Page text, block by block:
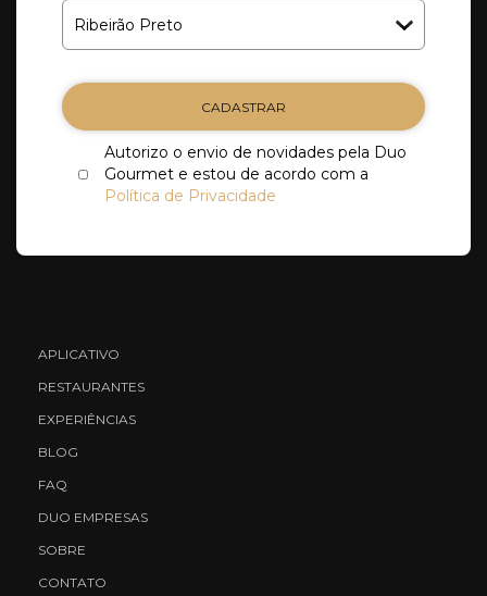
CADASTRAR
Autorizo o envio de novidades pela Duo
Gourmet e estou de acordo com a
Política de Privacidade
APLICATIVO
RESTAURANTES
EXPERIÊNCIAS
BLOG
FAQ
DUO EMPRESAS
SOBRE
CONTATO